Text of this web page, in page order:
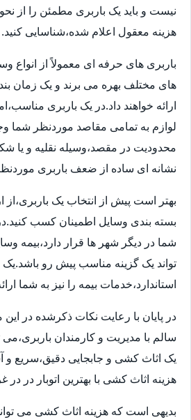
نیست و باید یک باربری مطمئن را از
هزینه معقول اعلام شده،شناسایی کنید.
باربری های حرفه ای معمولاً از انواع
های مختلف بهره می برند و یک زمان
ارائه خواهند داد.در یک باربری
لوازم به تمامی مقاصد موردنظر شما
محدودیت در مقصد،وسیله نقلیه و یا
نشانه ای ساده از ضعف باربری
بهتر است پیش از انتخاب یک باربری،از
بسته بندی وسایل اطمینان کسب
شما در دیگر شهر ها قرار دارد،بیمه
تواند یک گزینه مناسب پیش رو باشد.یک
استاندارد،خدمات بیمه را نیز به شما
در پایان با رعایت نکات ذکرشده در این
سالم با مدیریت و کارمندان باربری،می
یک اثاث کشی و جابجایی دقیق،سریع و
هزینه اثاث کشی با بهترین اتوبار در در
بدیهی است که هزینه اثاث کشی می